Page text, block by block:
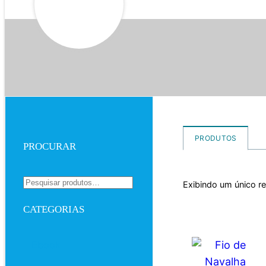
PRODUTOS
Exibindo um único
PROCURAR
CATEGORIAS